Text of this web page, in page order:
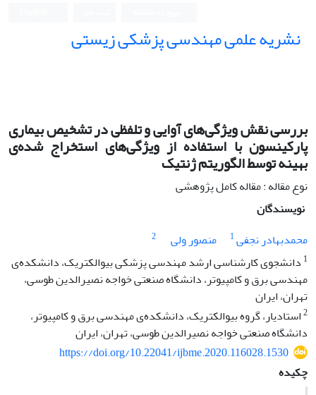
نشریه علمی مهندسی پزشکی زیستی
بررسی نقش ویژگی‌های آوایی و تلفظی در تشخیص بیماری
پارکینسون با استفاده از ویژگی‌های استخراج شده‌ی
بهینه توسط الگوریتم ژنتیک
نوع مقاله : مقاله کامل پژوهشی
نویسندگان
محمدبهادر نجفی1 منصور ولی
2
1 دانشجوی کارشناسی ارشد مهندسی پزشکی بیوالکتریک، دانشکده‌ی
مهندسی برق و کامپیوتر، دانشگاه صنعتی خواجه نصیرالدین طوسی،
تهران، ایران
2استادیار، گروه بیوالکتریک، دانشکده‌ی مهندسی برق و کامپیوتر،
دانشگاه صنعتی خواجه نصیرالدین طوسی، تهران، ایران
https://doi.org/10.22041/ijbme.2020.116028.1530
چکیده